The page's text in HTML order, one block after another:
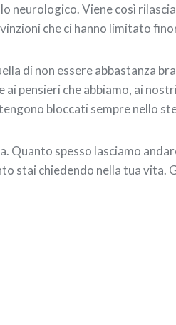
neurologico. Viene così
che ci hanno limitato
di non essere abbastanza
pensieri che abbiamo, ai
bloccati sempre nello
Quanto spesso lasciamo
stai chiedendo nella tua vita.